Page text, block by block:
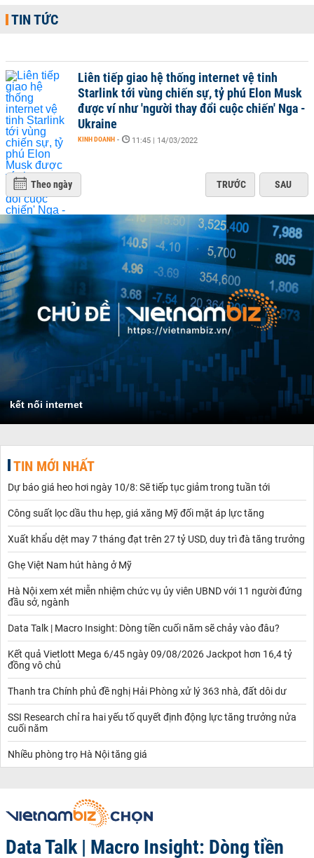
TIN TỨC
Liên tiếp giao hệ thống internet vệ tinh
Starlink tới vùng chiến sự, tỷ phú Elon Musk
được ví như 'người thay đổi cuộc chiến' Nga -
Ukraine
KINH DOANH - 11:45 | 14/03/2022
Theo ngày TRƯỚC SAU
kết nối internet
TIN MỚI NHẤT
Dự báo giá heo hơi ngày 10/8: Sẽ tiếp tục giảm trong tuần tới
Công suất lọc dầu thu hẹp, giá xăng Mỹ đối mặt áp lực tăng
Xuất khẩu dệt may 7 tháng đạt trên 27 tỷ USD, duy trì đà tăng trưởng
Ghẹ Việt Nam hút hàng ở Mỹ
Hà Nội xem xét miễn nhiệm chức vụ ủy viên UBND với 11 người đứng
đầu sở, ngành
Data Talk | Macro Insight: Dòng tiền cuối năm sẽ chảy vào đâu?
Kết quả Vietlott Mega 6/45 ngày 09/08/2026 Jackpot hơn 16,4 tỷ
đồng vô chủ
Thanh tra Chính phủ đề nghị Hải Phòng xử lý 363 nhà, đất dôi dư
SSI Research chỉ ra hai yếu tố quyết định động lực tăng trưởng nửa
cuối năm
Nhiều phòng trọ Hà Nội tăng giá
Data Talk | Macro Insight: Dòng tiền